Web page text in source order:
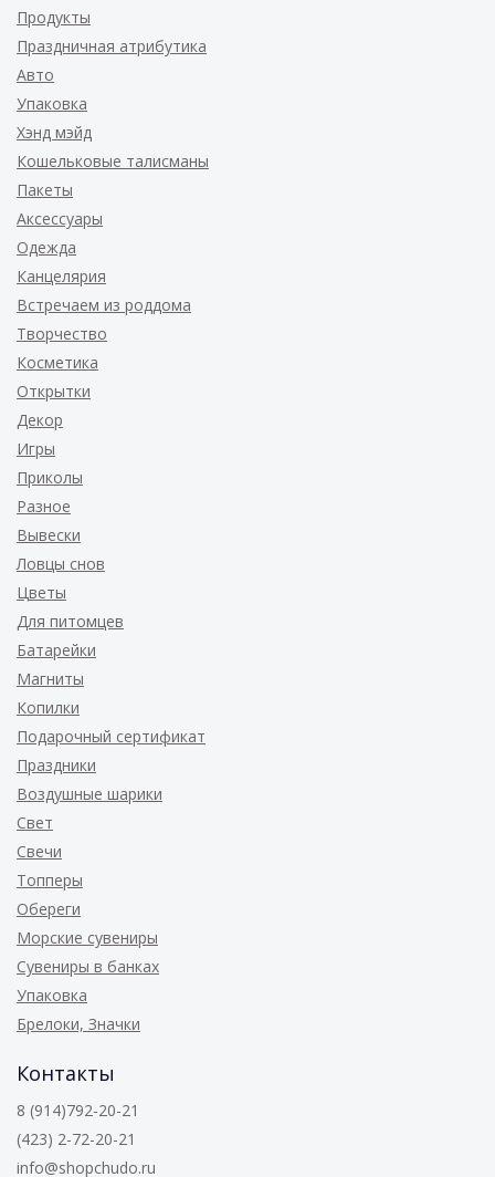
Продукты
Праздничная атрибутика
Авто
Упаковка
Хэнд мэйд
Кошельковые талисманы
Пакеты
Аксессуары
Одежда
Канцелярия
Встречаем из роддома
Творчество
Косметика
Открытки
Декор
Игры
Приколы
Разное
Вывески
Ловцы снов
Цветы
Для питомцев
Батарейки
Магниты
Копилки
Подарочный сертификат
Праздники
Воздушные шарики
Свет
Свечи
Топперы
Обереги
Морские сувениры
Сувениры в банках
Упаковка
Брелоки, Значки
Контакты
8 (914)792-20-21
(423) 2-72-20-21
info@shopchudo.ru